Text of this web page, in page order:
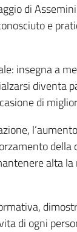
di
e
insegna a
diventa
di
della
alta
di ogni